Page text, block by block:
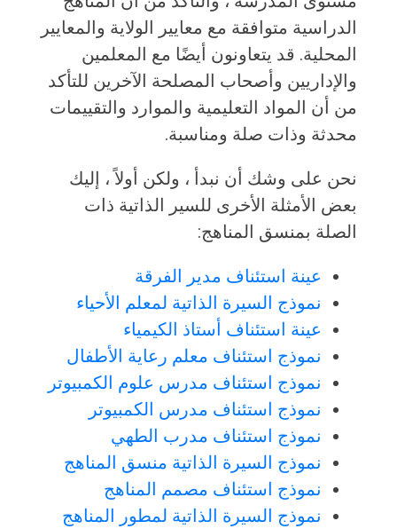
الدراسية متوافقة مع معايير الولاية والمعايير
المحلية. قد يتعاونون أيضًا مع المعلمين
والإداريين وأصحاب المصلحة الآخرين للتأكد
من أن المواد التعليمية والموارد والتقييمات
محدثة وذات صلة ومناسبة.
نحن على وشك أن نبدأ ، ولكن أولاً ، إليك
بعض الأمثلة الأخرى للسير الذاتية ذات
الصلة بمنسق المناهج:
عينة استئناف مدير الفرقة
نموذج السيرة الذاتية لمعلم الأحياء
عينة استئناف أستاذ الكيمياء
نموذج استئناف معلم رعاية الأطفال
نموذج استئناف مدرس علوم الكمبيوتر
نموذج استئناف مدرس الكمبيوتر
نموذج استئناف مدرب الطهي
نموذج السيرة الذاتية منسق المناهج
نموذج استئناف مصمم المناهج
نموذج السيرة الذاتية لمطور المناهج